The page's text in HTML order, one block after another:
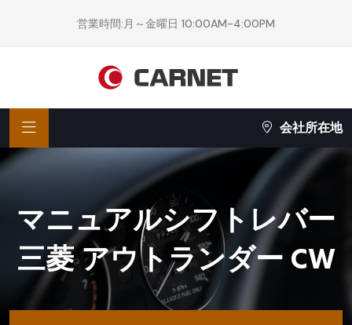
営業時間:月～金曜日 10:00AM-4:00PM
会社所在地
マニュアルシフトレバー
三菱 アウトランダー CW